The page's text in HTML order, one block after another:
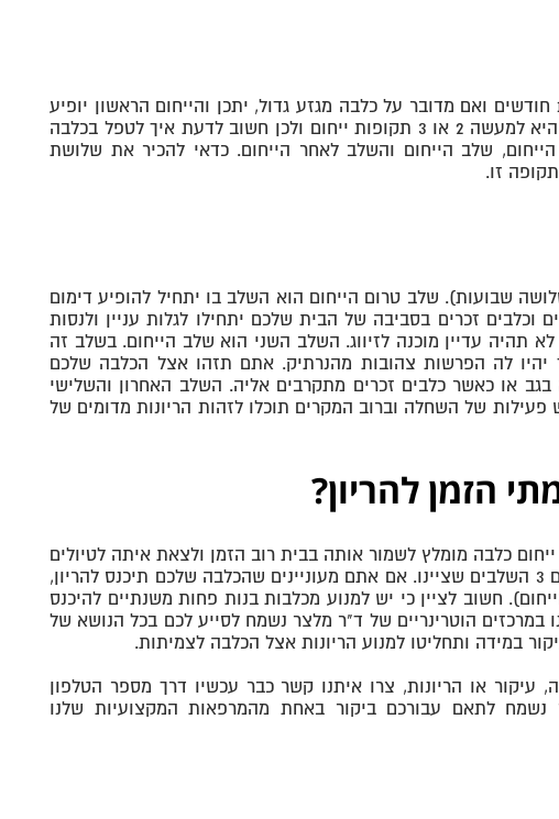
ייחום כלבה יכול להופיע לראשונה אצל הכלבה שלכם בגילאי 6 עד 12 חודשים ואם מדובר על כלבה מגזע גדול, יתכן והייחום הראשון יופיע
בגילאי 12 עד ל-24 חודשים. חשוב לדעת כי תקופת הייחום השנתית היא למעשה 2 או 3 תקופות ייחום ולכן חשוב לדעת איך לטפל בכלבה
מחזור הייחום מתחלקים ל-3: שלב טרום הייחום, שלב הייחום והשלב לאחר הייחום. כדאי להכיר את שלושת
זו.
שציינו מתחלקים ל-3 (אורך המחזור כשלושה שבועות). שלב טרום הייחום הוא השלב בו יתחיל להופיע דימום
של הכלבה. שימו לב - הדימום יכול להימשך כ-10 ימים וכלבים זכרים בסביבה של הבית שלכם יתחילו לגלות עניין ולנסות
עדיין מוכנה לזיווג. השלב השני הוא שלב הייחום. בשלב זה
לה הפרשות צהובות מהנרתיק. אתם תזהו אצל הכלבה שלכם
או כאשר כלבים זכרים מתקרבים אליה. השלב האחרון והשלישי
של השחלה וברוב המקרים תוכלו לזהות הריונות מדומים של
הזמן להריון?
כלבה מומלץ לשמור אותה בבית רוב הזמן ולצאת איתה לטיולים
רק עם רצועה בלבד וזאת לאורך תקופה של 3 שבועות בהן מתקיימים 3 השלבים שציינו. אם אתם מעוניינים שהכלבה שלכם תיכנס להריון,
(שלב טרום הייחום). חשוב לציין כי יש למנוע מכלבות בנות פחות משנתיים להיכנס
במרכזים הוטרינריים של ד"ר מלצר נשמח לסייע לכם בכל הנושא של
במידה ותחליטו למנוע הריונות אצל הכלבה לצמיתות.
עיקור או הריונות, צרו איתנו קשר כבר עכשיו דרך מספר הטלפון
נשמח לתאם עבורכם ביקור באחת מהמרפאות המקצועיות שלנו